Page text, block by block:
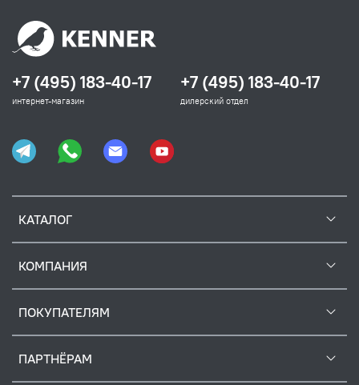
КАТАЛОГ
КОМПАНИЯ
ПОКУПАТЕЛЯМ
ПАРТНЁРАМ
+7 (495) 183-40-17
интернет-магазин
+7 (495) 183-40-17
дилерский отдел